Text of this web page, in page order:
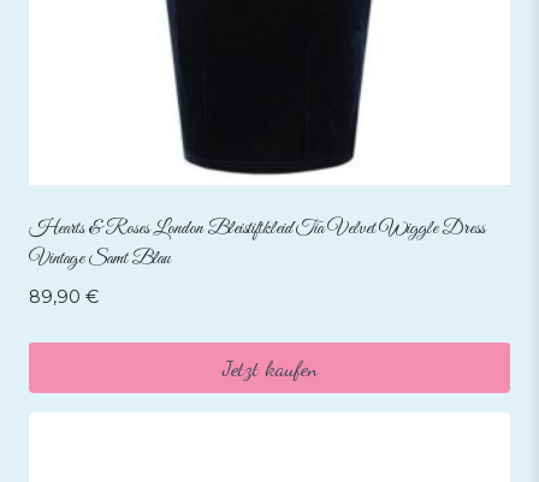
Hearts & Roses London Bleistiftkleid Tia Velvet Wiggle Dress
Vintage Samt Blau
89,90 €
Jetzt kaufen